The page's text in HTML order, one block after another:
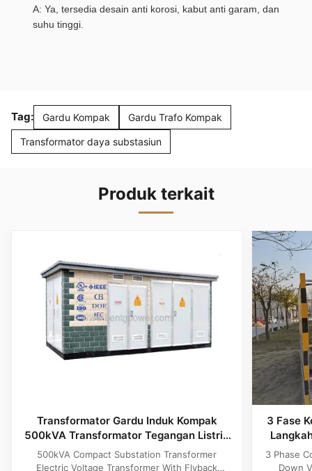
A: Ya, tersedia desain anti korosi, kabut anti garam, dan
suhu tinggi.
Tag: Gardu Kompak Gardu Trafo Kompak
Transformator daya substasiun
Produk terkait
Transformator Gardu Induk Kompak
500kVA Transformator Tegangan Listrik
Dengan Topologi Flyback
500kVA Compact Substation Transformer
Electric Voltage Transformer With Flyback
3 Fase
3 Phase
Down